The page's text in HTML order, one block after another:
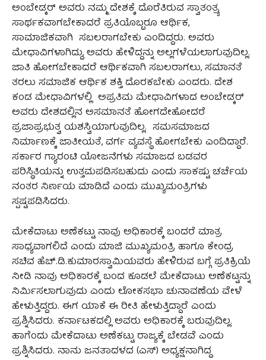
ಅಂಬೇಡ್ಕರ್ ಅವರು ನಮ್ಮ ದೇಶಕ್ಕೆ ದೊರೆತಿರುವ ಸ್ವಾತಂತ್ರ್ಯ
ಸಾರ್ಥಕವಾಗಬೇಕಾದರೆ ಪ್ರತಿಯೊಬ್ಬರೂ ಆರ್ಥಿಕ,
ಸಾಮಾಜಿಕವಾಗಿ ಸಬಲರಾಗಬೇಕು ಎಂದಿದ್ದರು. ಅವರು
ಮೇಧಾವಿಗಳಾಗಿದ್ದು, ಅವರು ಹೇಳಿದ್ದನ್ನು ಅಲ್ಲಗಳೆಯಲಾಗುವುದಿಲ್ಲ.
ಜಾತಿ ಹೋಗಬೇಕಾದರೆ ಆರ್ಥಿಕವಾಗಿ ಸಬಲರಾಗಲು, ಸಮಾನತೆ
ತರಲು ಸಮಾಜಿಕ ಆರ್ಥಿಕ ಶಕ್ತಿ ದೊರಕಬೇಕು ಎಂದರು. ದೇಶ
ಕಂಡ ಮೇಧಾವಿಗಳಲ್ಲಿ ಅಪ್ರತಿಮ ಮೇಧಾವಿಗಳಾದ ಅಂಬೇಡ್ಕರ್
ಅವರು ದೇಶದಲ್ಲಿನ ಅಸಮಾನತೆ ಹೋಗದೇಹೋದರೆ
ಪ್ರಜಾಪ್ರಭುತ್ವ ಯಶಸ್ವಿಯಾಗುವುದಿಲ್ಲ. ಸಮಸಮಾಜದ
ನಿರ್ಮಾಣಕ್ಕೆ ಜಾತೀಯತೆ, ವರ್ಗ ವ್ಯವಸ್ಥೆ ಹೋಗಬೇಕು ಎಂದಿದ್ದಾರೆ.
ಸರ್ಕಾರ ಗ್ಯಾರಂಟಿ ಯೋಜನೆಗಳು ಸಮಾಜದ ಬಡವರ
ಪರಿಸ್ಥಿತಿಯನ್ನು ಉತ್ತಮಪಡಿಸಬಹುದು ಎಂದು ಸಾಕಷ್ಟು ಚರ್ಚೆಯ
ನಂತರ ನಿರ್ಣಯ ಮಾಡಿದೆ ಎಂದು ಮುಖ್ಯಮಂತ್ರಿಗಳು
ಸ್ಪಷ್ಟಪಡಿಸಿದರು.
ಮೇಕೆದಾಟು ಅಣೆಕಟ್ಟು ನಾವು ಅಧಿಕಾರಕ್ಕೆ ಬಂದರೆ ಮಾತ್ರ
ಸಾಧ್ಯವಾಗಲಿದೆ ಎಂದು ಮಾಜಿ ಮುಖ್ಯಮಂತ್ರಿ ಹಾಗೂ ಕೇಂದ್ರ
ಸಚಿವ ಹೆಚ್.ಡಿ.ಕುಮಾರಸ್ವಾಮಿಯವರು ಹೇಳಿರುವ ಬಗ್ಗೆ ಪ್ರತಿಕ್ರಿಯೆ
ನೀಡಿ ನಾವು ಅಧಿಕಾರಕ್ಕೆ ಬಂದ ಕೂಡಲೆ ಮೇಕೆದಾಟು ಅಣೆಕಟ್ಟನ್ನು
ನಿರ್ಮಿಸಲಾಗುವುದು ಎಂದು ಲೋಕಸಭಾ ಚುನಾವಣೆಯ ವೇಳೆ
ಹೇಳುತ್ತಿದ್ದರು. ಈಗ ಯಾಕೆ ಈ ರೀತಿ ಹೇಳುತ್ತಿದ್ದಾರೆ ಎಂದು
ಪ್ರಶ್ನಿಸಿದರು. ಕರ್ನಾಟಕದಲ್ಲಿ ಅವರು ಅಧಿಕಾರಕ್ಕೆ ಬರುವುದಿಲ್ಲ.
ಹಾಗೆಂದು ಮೇಕೆದಾಟು ಅಣೆಕಟ್ಟು ರಾಜ್ಯಕ್ಕೆ ಬೇಡವೆ ಎಂದು
ಪ್ರಶ್ನಿಸಿದರು. ನಾನು ಜನತಾದಳದ (ಎಸ್) ಅಧ್ಯಕ್ಷನಾಗಿದ್ದ